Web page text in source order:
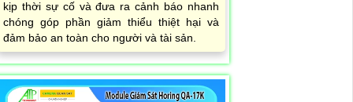
kịp thời sự cố và đưa ra cảnh báo nhanh
chóng góp phần giảm thiểu thiệt hại và
đảm bảo an toàn cho người và tài sản.